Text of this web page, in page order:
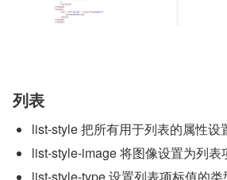
列表
list-style 把所有用于列表的属性设
list-style-image 将图像设置为列表
list-style-type 设置列表项标值的类